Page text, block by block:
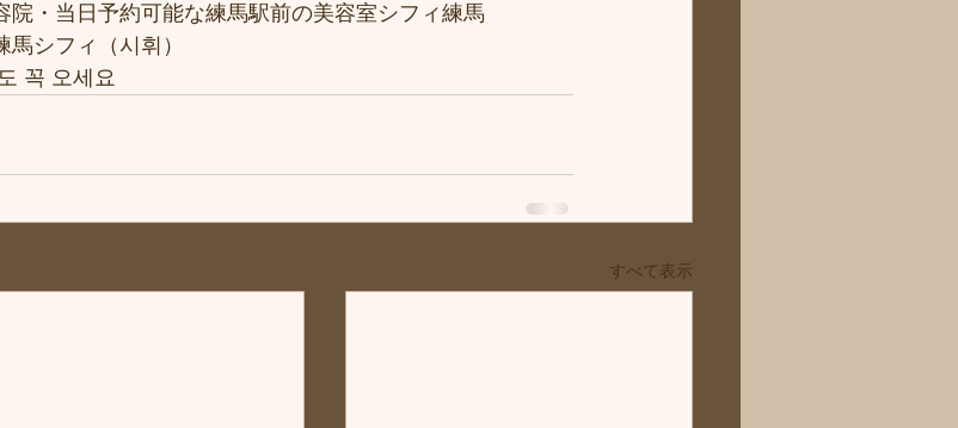
・当日予約可能な練馬駅前の美容室シフィ練馬
シフィ（시휘）
꼭 오세요
すべて表示